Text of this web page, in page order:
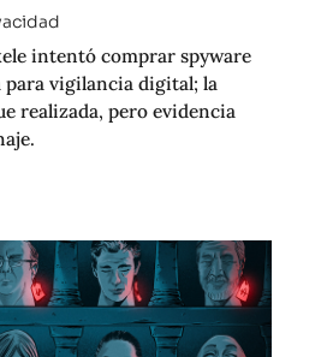
intentó comprar spyware
para vigilancia digital; la
realizada, pero evidencia